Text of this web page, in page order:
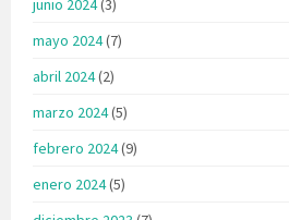
junio 2024(3)
mayo 2024(7)
abril 2024(2)
marzo 2024(5)
febrero 2024(9)
enero 2024(5)